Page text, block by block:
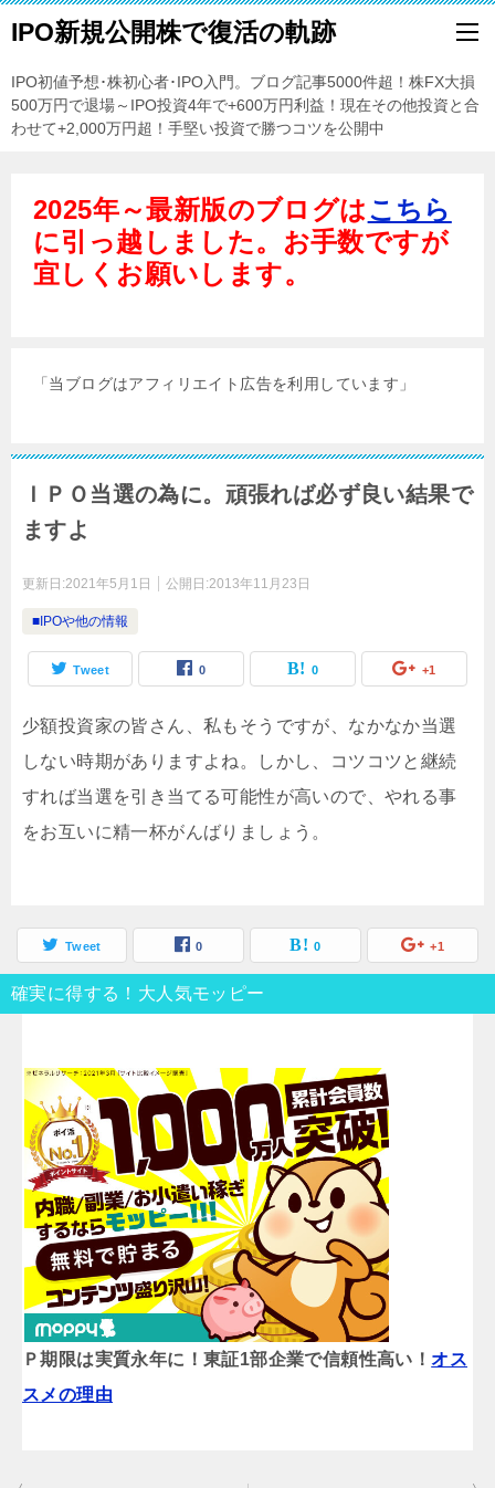
IPO新規公開株で復活の軌跡
IPO初値予想･株初心者･IPO入門。ブログ記事5000件超！株FX大損
500万円で退場～IPO投資4年で+600万円利益！現在その他投資と合
わせて+2,000万円超！手堅い投資で勝つコツを公開中
2025年～最新版のブログはこちら
に引っ越しました。お手数ですが
宜しくお願いします。
「当ブログはアフィリエイト広告を利用しています」
ＩＰＯ当選の為に。頑張れば必ず良い結果で
ますよ
更新日:2021年5月1日 公開日:2013年11月23日
■IPOや他の情報
Tweet 0 0 +1
少額投資家の皆さん、私もそうですが、なかなか当選
しない時期がありますよね。しかし、コツコツと継続
すれば当選を引き当てる可能性が高いので、やれる事
をお互いに精一杯がんばりましょう。
Tweet 0 0 +1
確実に得する！大人気モッピー
Ｐ期限は実質永年に！東証1部企業で信頼性高い！オス
スメの理由